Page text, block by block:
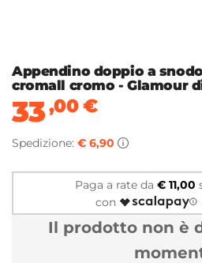
Appendino doppio a
cromall cromo - Glamour
33,00€
Spedizione: € 6,90
Paga a rate da € 11,00
con
Il prodotto non è